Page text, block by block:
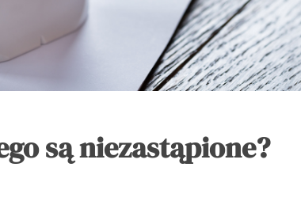
są niezastąpione?